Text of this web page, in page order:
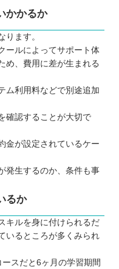
かかるか
ります。
ールによってサポート体
め、費用に差が生まれる
ム利用料などで別途追加
確認することが大切で
金が設定されているケー
発生するのか、条件も事
るか
キルを身に付けられるだ
いるところが多くみられ
スだと6ヶ月の学習期間